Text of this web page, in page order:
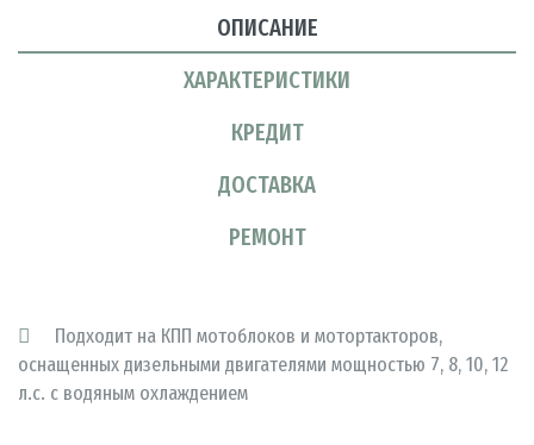
ОПИСАНИЕ
ХАРАКТЕРИСТИКИ
КРЕДИТ
ДОСТАВКА
РЕМОНТ
Подходит на КПП мотоблоков и мотортакторов,
оснащенных дизельными двигателями мощностью 7, 8, 10, 12
л.с. с водяным охлаждением